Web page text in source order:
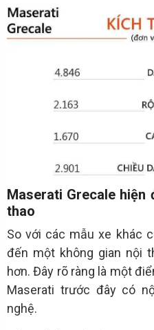
Maserati Grecale hiện
thao
So với các mẫu xe khác
đến một không gian nội
hơn. Đây rõ ràng là một
Maserati trước đây có
nghệ.